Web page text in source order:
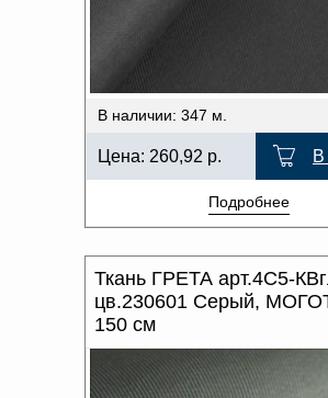
В наличии: 347 м.
Цена: 260,92 р. В
Подробнее
Ткань ГРЕТА арт.4С5-
цв.230601 Серый,
150 см